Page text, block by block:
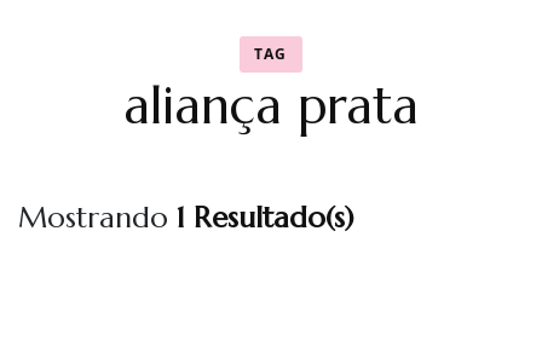
TAG
aliança prata
Mostrando 1 Resultado(s)